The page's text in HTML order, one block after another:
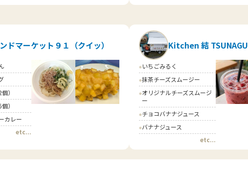
ドマーケット９１（クイッ）
）
）
カレー
etc...
Kitchen 結 TSUNAGU
circle いちごみるく
circle抹茶チーズスムージー
circleオリジナルチーズスムージ
ー
circleチョコバナナジュース
circleバナナジュース
etc...